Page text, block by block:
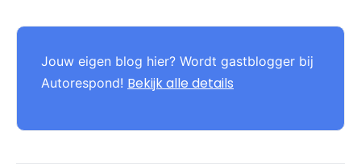
Jouw eigen blog hier? Wordt gastblogger bij
Autorespond! Bekijk alle details